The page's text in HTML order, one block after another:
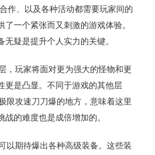
作、以及各种活动都需要玩家间的
一个紧张而又刺激的游戏体验。
疑是提升个人实力的关键。
，玩家将面对更为强大的怪物和更
更是凸显。不同于游戏的其他层
限攻速刀刀爆的地方，意味着这里
的难度也是成倍增加的。
以期待爆出各种高级装备。这些装